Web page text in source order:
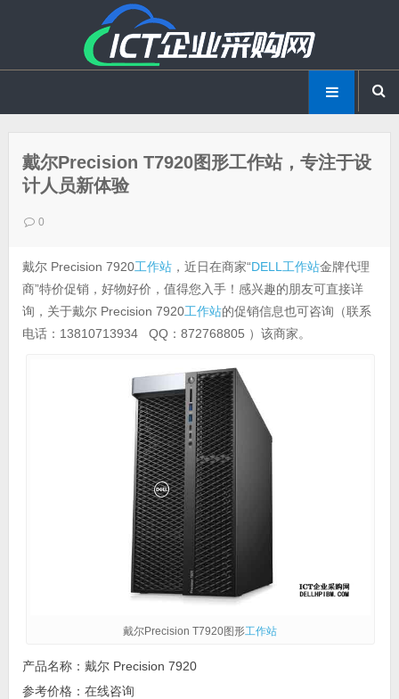
戴尔Precision T7920图形工作站，专注于设
计人员新体验
0
戴尔 Precision 7920工作站，近日在商家“DELL工作站金牌代理
商”特价促销，好物好价，值得您入手！感兴趣的朋友可直接详
询，关于戴尔 Precision 7920工作站的促销信息也可咨询（联系
电话：13810713934 QQ：872768805 ）该商家。
戴尔Precision T7920图形工作站
产品名称：戴尔 Precision 7920
参考价格：在线咨询